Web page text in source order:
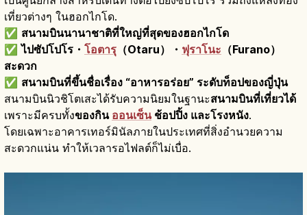
เที่ยวต่างๆ ในฮอกไกโด.
✅ สนามบินนานาชาติที่ใหญ่ที่สุดของฮอกไกโด
✅ไปซัปโปโร・ โอตารุ （Otaru）・ ฟุราโนะ （Furano）
สะดวก
✅ สนามบินที่ขึ้นชื่อเรื่อง “อาหารอร่อย” ระดับท็อปของญี่ปุ่น
สนามบินนิวชิโตเสะได้รับความนิยมในฐานะสนามบินที่เที่ยวได้
เพราะมีครบทั้งของกิน ออนเซ็นช้อปปิ้ง และโรงหนัง.
โดยเฉพาะอาคารเทอร์มินัลภายในประเทศที่สิ่งอำนวยความ
สะดวกแน่น ทำให้เวลารอไฟลต์ก็ไม่เบื่อ.